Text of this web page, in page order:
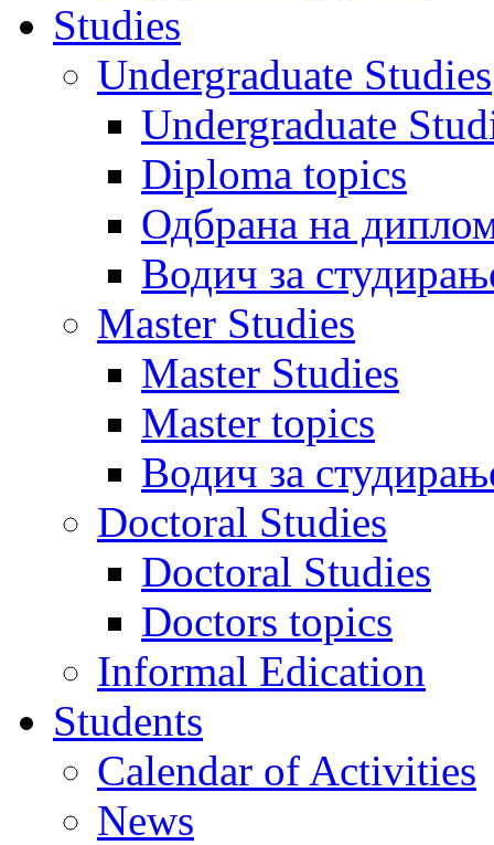
Studies
Undergraduate Studies
Undergraduate
Diploma topics
Одбрана на
Водич за
Master Studies
Master Studies
Master topics
Водич за
Doctoral Studies
Doctoral Studies
Doctors topics
Informal Edication
Students
Calendar of Activities
News